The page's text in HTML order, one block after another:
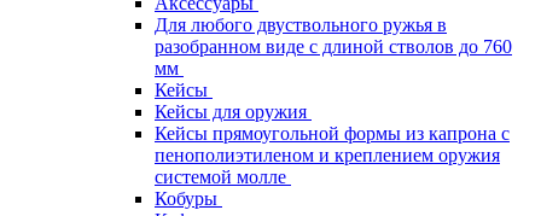
Для любого двуствольного ружья в
разобранном виде с длиной стволов до 760
мм
Кейсы
Кейсы для оружия
Кейсы прямоугольной формы из капрона с
пенополиэтиленом и креплением оружия
системой молле
Кобуры